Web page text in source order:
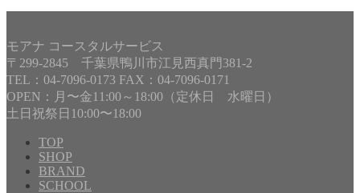
モアナ コースタルサービス
〒299-2845 千葉県鴨川市江見西真門381-2
TEL：04-7096-0173 FAX：04-7096-0171
OPEN：月〜金11:00～18:00（定休日 水曜日）
土日祝祭日10:00〜18:00
TOP
SHOP
BRAND
SCHOOL
Copyright©MOANA COASTAL SERVICE